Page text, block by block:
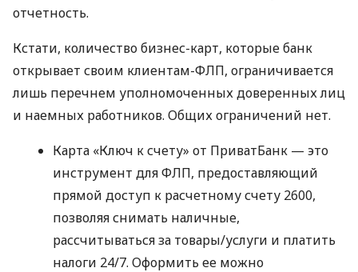
отчетность.
Кстати, количество бизнес-карт, которые банк
открывает своим клиентам-ФЛП, ограничивается
лишь перечнем уполномоченных доверенных лиц
и наемных работников. Общих ограничений нет.
Карта «Ключ к счету» от ПриватБанк — это
инструмент для ФЛП, предоставляющий
прямой доступ к расчетному счету 2600,
позволяя снимать наличные,
рассчитываться за товары/услуги и платить
налоги 24/7. Оформить ее можно